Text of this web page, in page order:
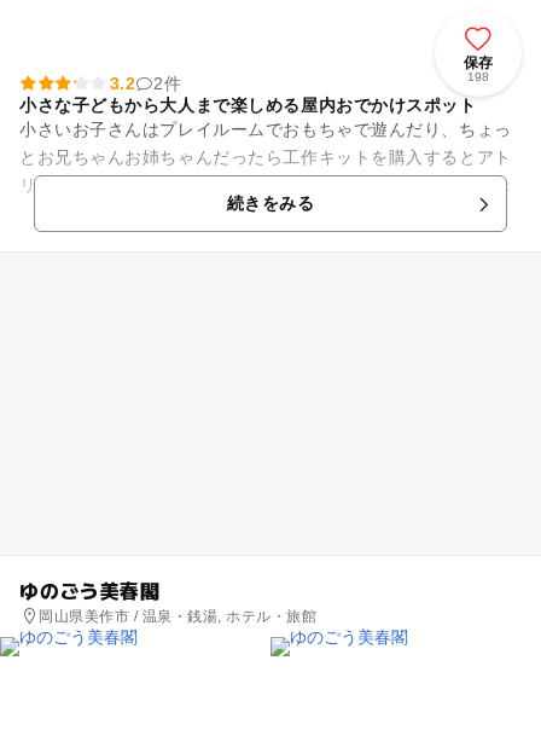
保存
198
3.2
2件
小さな子どもから大人まで楽しめる屋内おでかけスポット
小さいお子さんはプレイルームでおもちゃで遊んだり、ちょっ
とお兄ちゃんお姉ちゃんだったら工作キットを購入するとアト
リエで組み立て・工作を作ることができたりと、年齢広く楽し
むことができる屋内スポット...続きをみる
ゆのごう美春閣
岡山県美作市 / 温泉・銭湯, ホテル・旅館